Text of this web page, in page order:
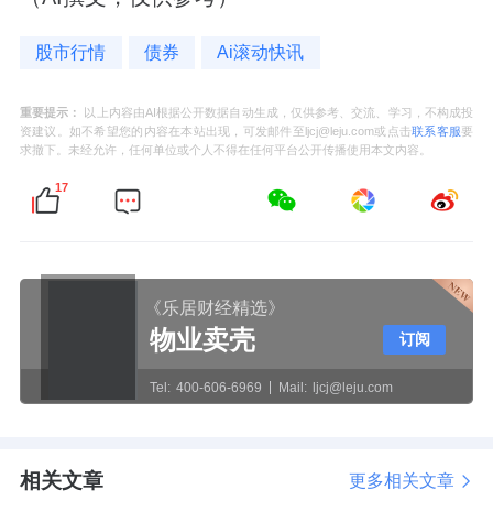
股市行情 债券 Ai滚动快讯
重要提示：
以上内容由AI根据公开数据自动生成，仅供参考、交流、学习，不构成投
资建议。如不希望您的内容在本站出现，可发邮件至ljcj@leju.com或点击联系客服要
求撤下。未经允许，任何单位或个人不得在任何平台公开传播使用本文内容。
17
《乐居财经精选》
物业卖壳
Tel: 400-606-6969 Mail: ljcj@leju.com
订阅
相关文章 更多相关文章